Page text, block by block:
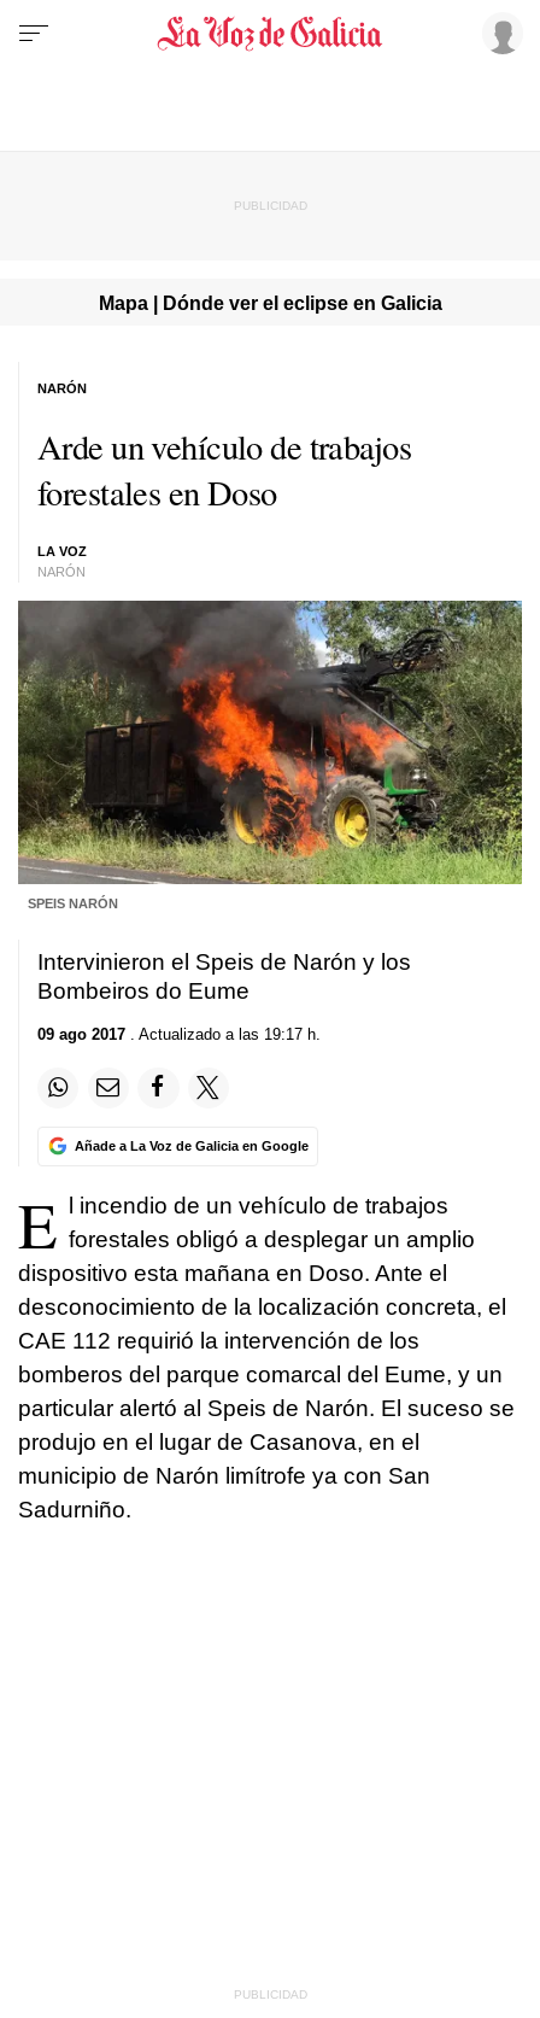
Mapa | Dónde ver el eclipse en Galicia
Arde un vehículo de trabajos
forestales en Doso
LA VOZ
NARÓN
NARÓN
SPEIS NARÓN
Intervinieron el Speis de Narón y los
Bombeiros do Eume
09 ago 2017 . Actualizado a las 19:17 h.
Añade a La Voz de Galicia en Google
E l incendio de un vehículo de trabajos
forestales obligó a desplegar un amplio
dispositivo esta mañana en Doso. Ante el
desconocimiento de la localización concreta, el
CAE 112 requirió la intervención de los
bomberos del parque comarcal del Eume, y un
particular alertó al Speis de Narón. El suceso se
produjo en el lugar de Casanova, en el
municipio de Narón limítrofe ya con San
Sadurniño.